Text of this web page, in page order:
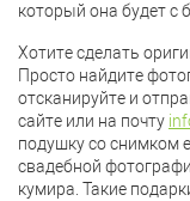
который она будет с
Хотите сделать
Просто найдите
отсканируйте и
сайте или на почту
подушку со снимком
свадебной
кумира. Такие